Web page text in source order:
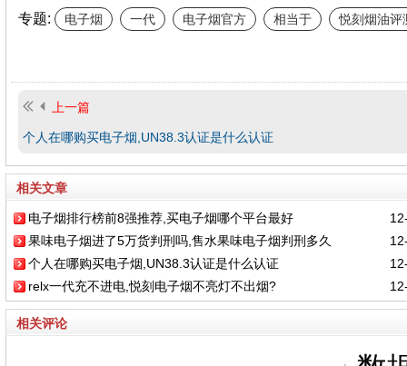
专题: 电子烟 一代 电子烟官方 相当于 悦刻烟油评
上一篇
个人在哪购买电子烟,UN38.3认证是什么认证
相关文章
电子烟排行榜前8强推荐,买电子烟哪个平台最好
果味电子烟进了5万货判刑吗,售水果味电子烟判刑多久
个人在哪购买电子烟,UN38.3认证是什么认证
relx一代充不进电,悦刻电子烟不亮灯不出烟?
相关评论